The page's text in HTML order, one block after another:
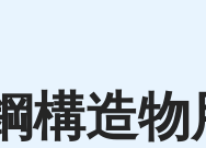
造物